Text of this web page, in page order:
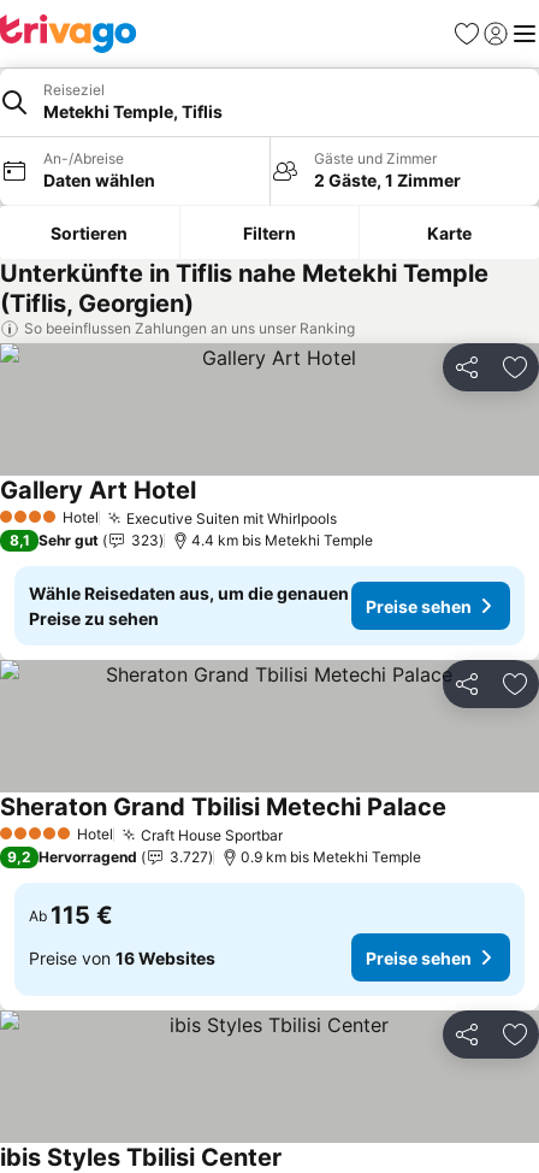
Favoriten
Reiseziel
Metekhi Temple, Tiflis
An-/Abreise
Daten wählen
Gäste und Zimmer
2 Gäste, 1 Zimmer
Sortieren Filtern Karte
Unterkünfte in Tiflis nahe Metekhi Temple
(Tiflis, Georgien)
So beeinflussen Zahlungen an uns unser Ranking
Teilen
4 Sterne Hotel Executive Suiten mit Whirlpools
Gallery Art Hotel
8,1 Sehr gut 323 4.4 km bis Metekhi Temple
Wähle Reisedaten aus, um die genauen
Preise zu sehen
Preise sehen
Teilen
5 Sterne Hotel Craft House Sportbar
Sheraton Grand Tbilisi Metechi Palace
9,2 Hervorragend 3.727 0.9 km bis Metekhi Temple
Ab 115 €
Preise von 16 Websites Preise sehen
Teilen
ibis Styles Tbilisi Center